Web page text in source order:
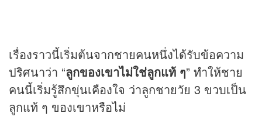
เรื่องราวนี้เริ่มต้นจากชายคนหนึ่งได้รับข้อความ
ปริศนาว่า “ลูกของเขาไม่ใช่ลูกแท้ ๆ” ทำให้ชาย
คนนี้เริ่มรู้สึกขุ่นเคืองใจ ว่าลูกชายวัย 3 ขวบเป็น
ลูกแท้ ๆ ของเขาหรือไม่